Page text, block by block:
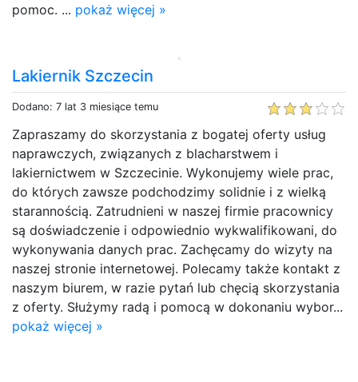
pomoc. ... pokaż więcej »
Lakiernik Szczecin
Dodano: 7 lat 3 miesiące temu
Zapraszamy do skorzystania z bogatej oferty usług
naprawczych, związanych z blacharstwem i
lakiernictwem w Szczecinie. Wykonujemy wiele prac,
do których zawsze podchodzimy solidnie i z wielką
starannością. Zatrudnieni w naszej firmie pracownicy
są doświadczenie i odpowiednio wykwalifikowani, do
wykonywania danych prac. Zachęcamy do wizyty na
naszej stronie internetowej. Polecamy także kontakt z
naszym biurem, w razie pytań lub chęcią skorzystania
z oferty. Służymy radą i pomocą w dokonaniu wybor...
pokaż więcej »